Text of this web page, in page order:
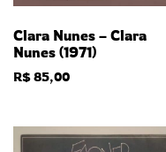
Clara Nunes – Clara
Nunes (1971)
R$85,00